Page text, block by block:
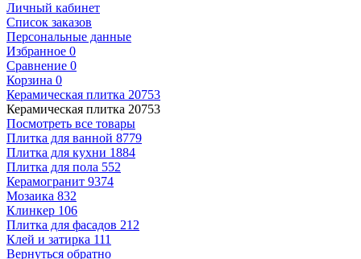
Личный кабинет
Список заказов
Персональные данные
Избранное 0
Сравнение 0
Корзина 0
Керамическая плитка 20753
Керамическая плитка 20753
Посмотреть все товары
Плитка для ванной 8779
Плитка для кухни 1884
Плитка для пола 552
Керамогранит 9374
Мозаика 832
Клинкер 106
Плитка для фасадов 212
Клей и затирка 111
Вернуться обратно